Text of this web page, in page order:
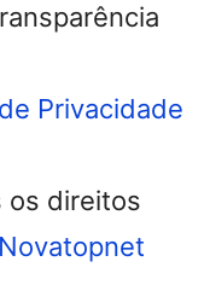
Privacidade
os direitos
Novatopnet